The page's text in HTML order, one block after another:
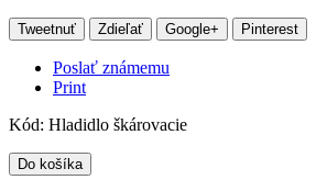
Tweetnuť Zdieľať Google+ Pinterest
Poslať známemu
Print
Kód: Hladidlo škárovacie
Do košíka